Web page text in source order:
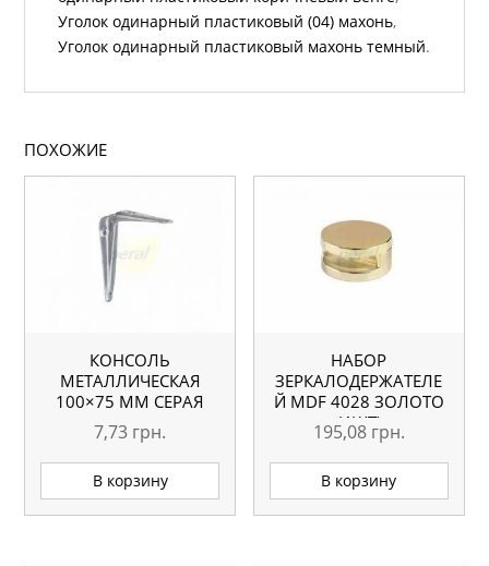
Уголок одинарный пластиковый (04) махонь,
Уголок одинарный пластиковый махонь темный.
ПОХОЖИЕ
КОНСОЛЬ
МЕТАЛЛИЧЕСКАЯ
100×75 ММ СЕРАЯ
7,73 грн.
В корзину
НАБОР
ЗЕРКАЛОДЕРЖАТЕЛЕ
Й MDF 4028 ЗОЛОТО
(4ШТ)
195,08 грн.
В корзину